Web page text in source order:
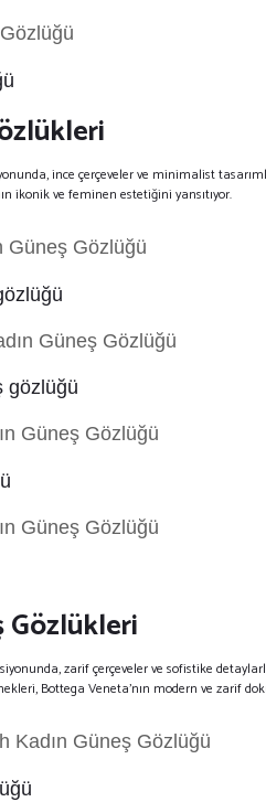
ince çerçeveler ve minimalist
ikonik ve feminen estetiğini yansıtıyor.
Güneş Gözlüğü
Güneş Gözlüğü
Güneş Gözlüğü
Güneş Gözlüğü
Gözlükleri
zarif çerçeveler ve sofistike
Bottega Veneta'nın modern ve zarif
Kadın Güneş Gözlüğü